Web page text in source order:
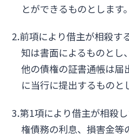
とができるものとします。
2.前項により借主が相殺す
知は書面によるものとし
他の債権の証書通帳は届
に当行に提出するものと
3.第1項により借主が相殺
権債務の利息、損害金等